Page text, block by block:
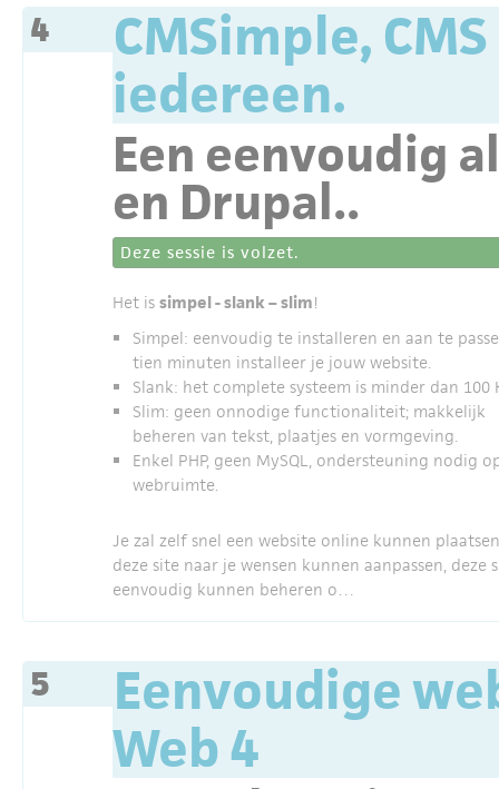
4
CMSimple,
iedereen.
Een eenvoudig
en Drupal..
Deze sessie is volzet.
Het is simpel - slank – slim!
Simpel: eenvoudig te installeren en aan te
tien minuten installeer je jouw website.
Slank: het complete systeem is minder dan 100
Slim: geen onnodige functionaliteit; makkelijk
beheren van tekst, plaatjes en vormgeving.
Enkel PHP, geen MySQL, ondersteuning nodig
webruimte.
Je zal zelf snel een website online kunnen
deze site naar je wensen kunnen aanpassen, deze
eenvoudig kunnen beheren o…
5
Eenvoudige
Web 4